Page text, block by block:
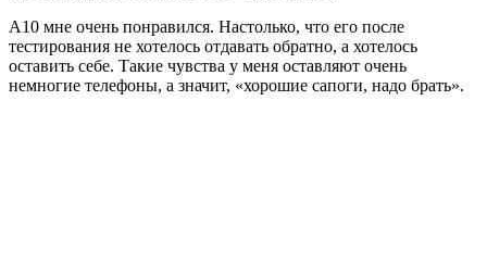
A10 мне очень понравился. Настолько, что его после
тестирования не хотелось отдавать обратно, а хотелось
оставить себе. Такие чувства у меня оставляют очень
немногие телефоны, а значит, «хорошие сапоги, надо брать».